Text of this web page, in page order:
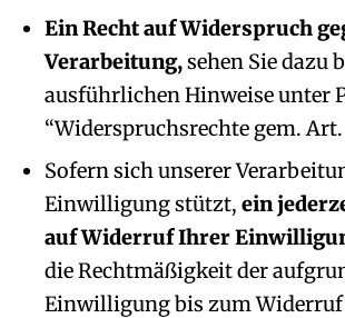
Ein Recht auf Widerspruch
Verarbeitung,sehen Sie dazu
ausführlichen Hinweise unter
“Widerspruchsrechte gem. Art.
Sofern sich unserer
Einwilligung stützt, ein
auf Widerruf Ihrer
die Rechtmäßigkeit der
Einwilligung bis zum